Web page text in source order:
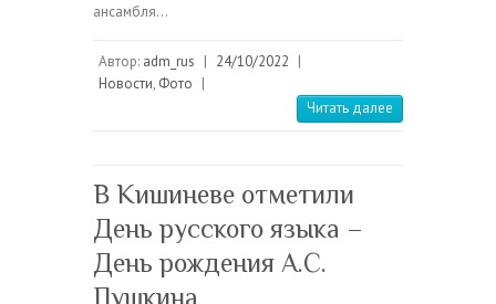
ансамбля…
Автор: adm_rus | 24/10/2022 |
Новости, Фото |
Читать далее
В Кишиневе отметили
День русского языка –
День рождения А.С.
Пушкина